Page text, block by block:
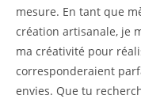
mesure. En tant que
création artisanale, je
ma créativité pour
corresponderaient
envies. Que tu